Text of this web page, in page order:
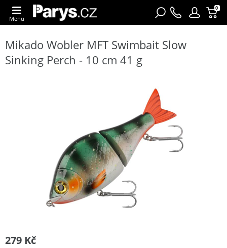
0
Menu
Mikado Wobler MFT Swimbait Slow
Sinking Perch - 10 cm 41 g
279 Kč